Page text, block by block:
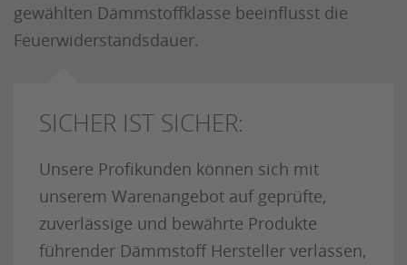
gewählten Dämmstoffklasse beeinflusst die
Feuerwiderstandsdauer.
SICHER IST SICHER:
Unsere Profikunden können sich mit
unserem Warenangebot auf geprüfte,
zuverlässige und bewährte Produkte
führender Dämmstoff Hersteller verlassen,